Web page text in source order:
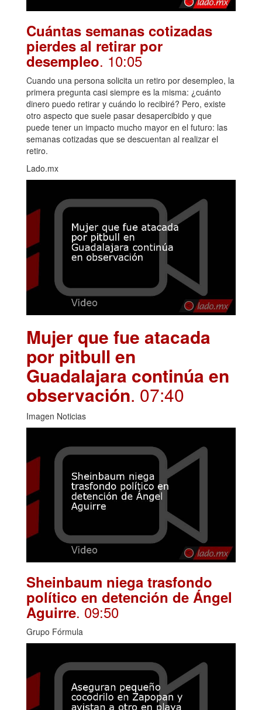
Cuántas semanas cotizadas
pierdes al retirar por
desempleo. 10:05
Cuando una persona solicita un retiro por desempleo, la
primera pregunta casi siempre es la misma: ¿cuánto
dinero puedo retirar y cuándo lo recibiré? Pero, existe
otro aspecto que suele pasar desapercibido y que
puede tener un impacto mucho mayor en el futuro: las
semanas cotizadas que se descuentan al realizar el
retiro.
Lado.mx
Mujer que fue atacada
por pitbull en
Guadalajara continúa en
observación. 07:40
Imagen Noticias
Sheinbaum niega trasfondo
político en detención de Ángel
Aguirre. 09:50
Grupo Fórmula